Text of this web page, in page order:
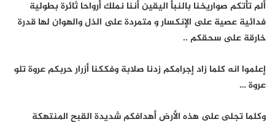
ألم تأتكم صواريخنا بالنبأ اليقين أننا نملك أرواحا ثائرة بطولية
فدائية عصية على الإنكسار و متمردة على الذل والهوان لها قدرة
خارقة على سحقكم ..
إعلموا انه كلما زاد إجرامكم زدنا صلابة وفككنا أزرار حربكم عروة تلو
عروة …
وكلما تجلى على هذه الأرض أهدافكم شديدة القبح المنتهكة